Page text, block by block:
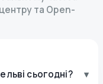
та Open-
сьогодні? ▾